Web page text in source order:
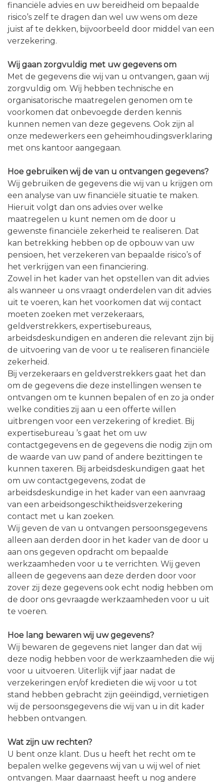
financiële advies en uw bereidheid om bepaalde
risico’s zelf te dragen dan wel uw wens om deze
juist af te dekken, bijvoorbeeld door middel van een
verzekering.
Wij gaan zorgvuldig met uw gegevens om
Met de gegevens die wij van u ontvangen, gaan wij
zorgvuldig om. Wij hebben technische en
organisatorische maatregelen genomen om te
voorkomen dat onbevoegde derden kennis
kunnen nemen van deze gegevens. Ook zijn al
onze medewerkers een geheimhoudingsverklaring
met ons kantoor aangegaan.
Hoe gebruiken wij de van u ontvangen gegevens?
Wij gebruiken de gegevens die wij van u krijgen om
een analyse van uw financiële situatie te maken.
Hieruit volgt dan ons advies over welke
maatregelen u kunt nemen om de door u
gewenste financiële zekerheid te realiseren. Dat
kan betrekking hebben op de opbouw van uw
pensioen, het verzekeren van bepaalde risico’s of
het verkrijgen van een financiering.
Zowel in het kader van het opstellen van dit advies
als wanneer u ons vraagt onderdelen van dit advies
uit te voeren, kan het voorkomen dat wij contact
moeten zoeken met verzekeraars,
geldverstrekkers, expertisebureaus,
arbeidsdeskundigen en anderen die relevant zijn bij
de uitvoering van de voor u te realiseren financiële
zekerheid.
Bij verzekeraars en geldverstrekkers gaat het dan
om de gegevens die deze instellingen wensen te
ontvangen om te kunnen bepalen of en zo ja onder
welke condities zij aan u een offerte willen
uitbrengen voor een verzekering of krediet. Bij
expertisebureau ’s gaat het om uw
contactgegevens en de gegevens die nodig zijn om
de waarde van uw pand of andere bezittingen te
kunnen taxeren. Bij arbeidsdeskundigen gaat het
om uw contactgegevens, zodat de
arbeidsdeskundige in het kader van een aanvraag
van een arbeidsongeschiktheidsverzekering
contact met u kan zoeken.
Wij geven de van u ontvangen persoonsgegevens
alleen aan derden door in het kader van de door u
aan ons gegeven opdracht om bepaalde
werkzaamheden voor u te verrichten. Wij geven
alleen de gegevens aan deze derden door voor
zover zij deze gegevens ook echt nodig hebben om
de door ons gevraagde werkzaamheden voor u uit
te voeren.
Hoe lang bewaren wij uw gegevens?
Wij bewaren de gegevens niet langer dan dat wij
deze nodig hebben voor de werkzaamheden die wij
voor u uitvoeren. Uiterlijk vijf jaar nadat de
verzekeringen en/of kredieten die wij voor u tot
stand hebben gebracht zijn geëindigd, vernietigen
wij de persoonsgegevens die wij van u in dit kader
hebben ontvangen.
Wat zijn uw rechten?
U bent onze klant. Dus u heeft het recht om te
bepalen welke gegevens wij van u wij wel of niet
ontvangen. Maar daarnaast heeft u nog andere